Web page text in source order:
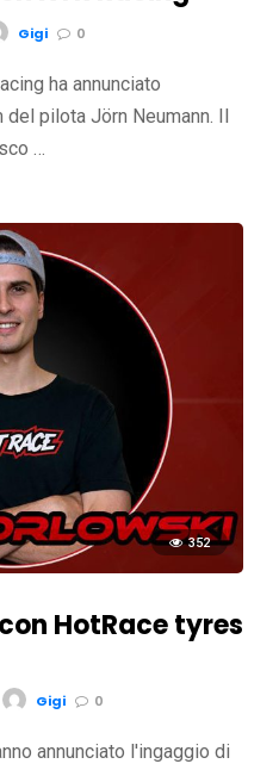
Gigi 0
ha annunciato
pilota Jörn Neumann. Il
…
352
HotRace tyres
Gigi 0
annunciato l'ingaggio di